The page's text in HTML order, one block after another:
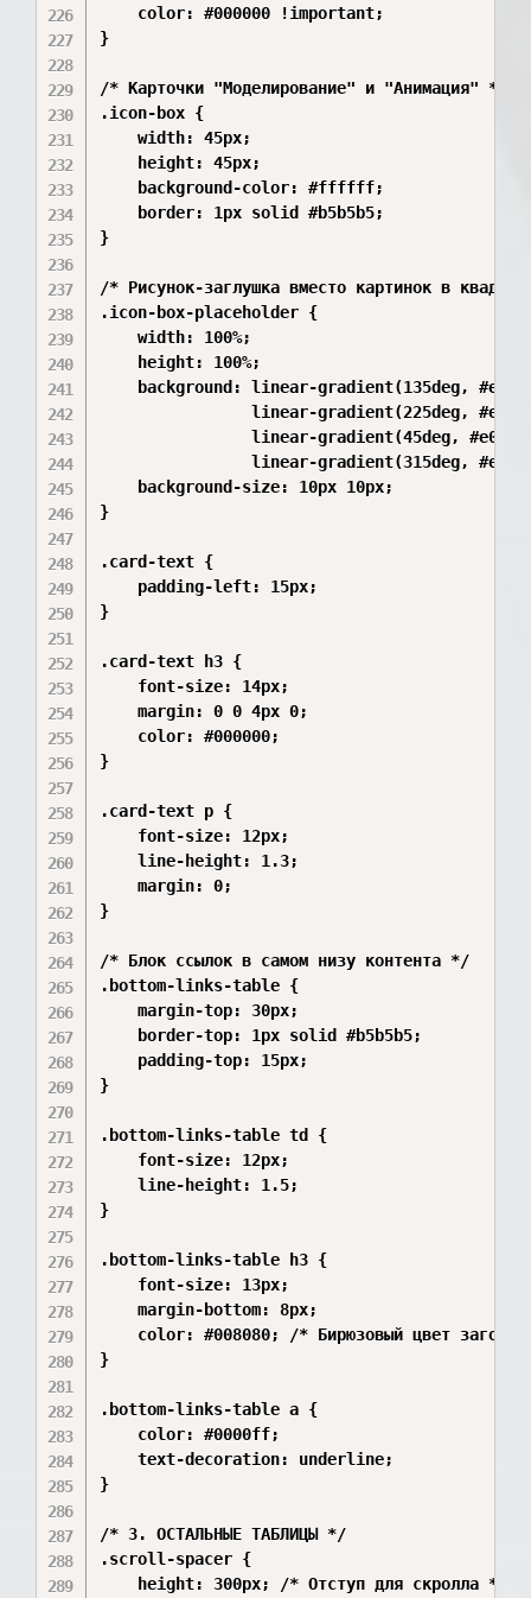
    color: #000000 !important;
}
/* Карточки "Моделирование" и "Анимация" */
.icon-box {
    width: 45px;
    height: 45px;
    background-color: #ffffff;
    border: 1px solid #b5b5b5;
}
/* Рисунок-заглушка вместо картинок в
.icon-box-placeholder {
    width: 100%;
    height: 100%;
background: linear-gradient(135deg,
linear-gradient(225deg,
linear-gradient(45deg,
linear-gradient(315deg,
    background-size: 10px 10px;
}
.card-text {
    padding-left: 15px;
}
.card-text h3 {
    font-size: 14px;
    margin: 0 0 4px 0;
    color: #000000;
}
.card-text p {
    font-size: 12px;
    line-height: 1.3;
    margin: 0;
}
/* Блок ссылок в самом низу контента */
.bottom-links-table {
    margin-top: 30px;
    border-top: 1px solid #b5b5b5;
    padding-top: 15px;
}
.bottom-links-table td {
    font-size: 12px;
    line-height: 1.5;
}
.bottom-links-table h3 {
    font-size: 13px;
    margin-bottom: 8px;
color: #008080; /* Бирюзовый цвет
}
.bottom-links-table a {
    color: #0000ff;
    text-decoration: underline;
}
/* 3. ОСТАЛЬНЫЕ ТАБЛИЦЫ */
.scroll-spacer {
    height: 300px; /* Отступ для скролла */